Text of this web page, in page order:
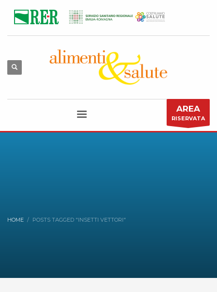
AREA
RISERVATA
HOME POSTS TAGGED "INSETTI VETTORI"